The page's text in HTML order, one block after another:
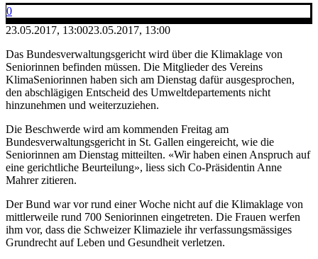
0
23.05.2017, 13:0023.05.2017, 13:00
Das Bundesverwaltungsgericht wird über die Klimaklage von
Seniorinnen befinden müssen. Die Mitglieder des Vereins
KlimaSeniorinnen haben sich am Dienstag dafür ausgesprochen,
den abschlägigen Entscheid des Umweltdepartements nicht
hinzunehmen und weiterzuziehen.
Die Beschwerde wird am kommenden Freitag am
Bundesverwaltungsgericht in St. Gallen eingereicht, wie die
Seniorinnen am Dienstag mitteilten. «Wir haben einen Anspruch auf
eine gerichtliche Beurteilung», liess sich Co-Präsidentin Anne
Mahrer zitieren.
Der Bund war vor rund einer Woche nicht auf die Klimaklage von
mittlerweile rund 700 Seniorinnen eingetreten. Die Frauen werfen
ihm vor, dass die Schweizer Klimaziele ihr verfassungsmässiges
Grundrecht auf Leben und Gesundheit verletzen.